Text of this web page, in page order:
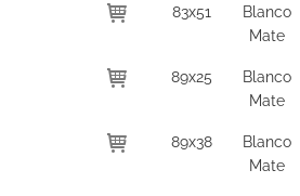
83x51
Blanco
Mate
89x25
Blanco
Mate
89x38
Blanco
Mate